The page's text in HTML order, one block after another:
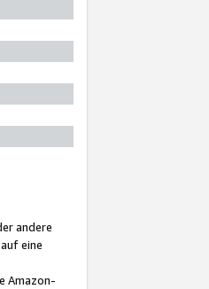
andere
eine
Amazon-